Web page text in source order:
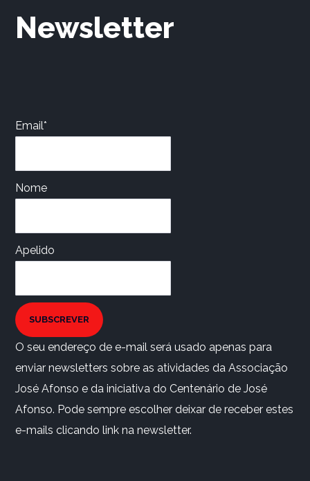
Newsletter
Email*
Nome
Apelido
SUBSCREVER
O seu endereço de e-mail será usado apenas para
enviar newsletters sobre as atividades da Associação
José Afonso e da iniciativa do Centenário de José
Afonso. Pode sempre escolher deixar de receber estes
e-mails clicando link na newsletter.